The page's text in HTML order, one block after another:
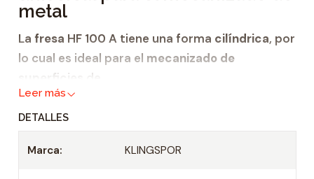
dmetal
La fresa HF 100 A tiene una forma cilíndrica, por
lo cual es ideal para el mecanizado de
superficies
de
hierro fundido,
acero de construcción,
materiales resistentes a altas
Leer más
DETALLES
Marca: KLINGSPOR